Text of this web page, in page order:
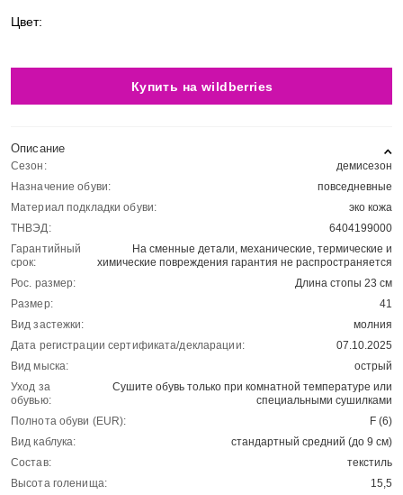
Цвет:
Купить на wildberries
Описание
Сезон:
демисезон
Назначение обуви:
повседневные
Материал подкладки обуви:
эко кожа
ТНВЭД:
6404199000
Гарантийный
срок:
На сменные детали, механические, термические и
химические повреждения гарантия не распространяется
Рос. размер:
Длина стопы 23 см
Размер:
41
Вид застежки:
молния
Дата регистрации сертификата/декларации:
07.10.2025
Вид мыска:
острый
Уход за
обувью:
Сушите обувь только при комнатной температуре или
специальными сушилками
Полнота обуви (EUR):
F (6)
Вид каблука:
стандартный средний (до 9 см)
Состав:
текстиль
Высота голенища:
15,5